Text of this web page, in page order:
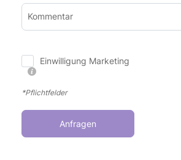
Kommentar
Einwilligung Marketing
*Pflichtfelder
Anfragen